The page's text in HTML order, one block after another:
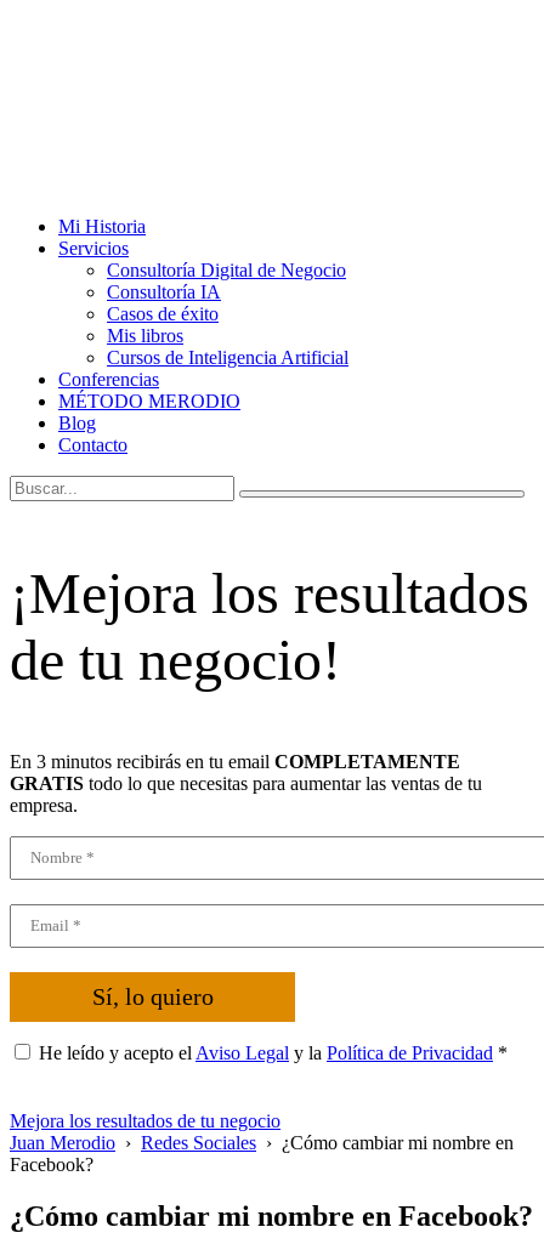
Mi Historia
Servicios
Consultoría Digital de Negocio
Consultoría IA
Casos de éxito
Mis libros
Cursos de Inteligencia Artificial
Conferencias
MÉTODO MERODIO
Blog
Contacto
¡Mejora los resultados
de tu negocio!
En 3 minutos recibirás en tu email COMPLETAMENTE
GRATIS todo lo que necesitas para aumentar las ventas de tu
empresa.
Sí, lo quiero
He leído y acepto el Aviso Legal y la Política de Privacidad *
Mejora los resultados de tu negocio
Juan Merodio › Redes Sociales › ¿Cómo cambiar mi nombre en
Facebook?
¿Cómo cambiar mi nombre en Facebook?